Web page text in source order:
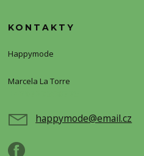
KONTAKTY
Happymode
Marcela La Torre
happymode@email.cz